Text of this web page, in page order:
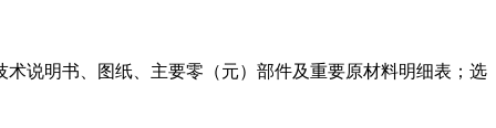
说明书、图纸、主要零（元）部件及重要原材料明细表；选